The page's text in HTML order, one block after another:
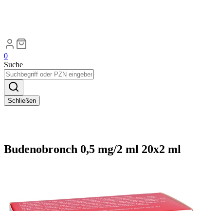
0
Suche
Schließen
Budenobronch 0,5 mg/2 ml 20x2 ml